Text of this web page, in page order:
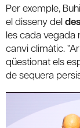
Per exemple,
el disseny del
les cada vegada
canvi climàtic.
qüestionat els
de sequera